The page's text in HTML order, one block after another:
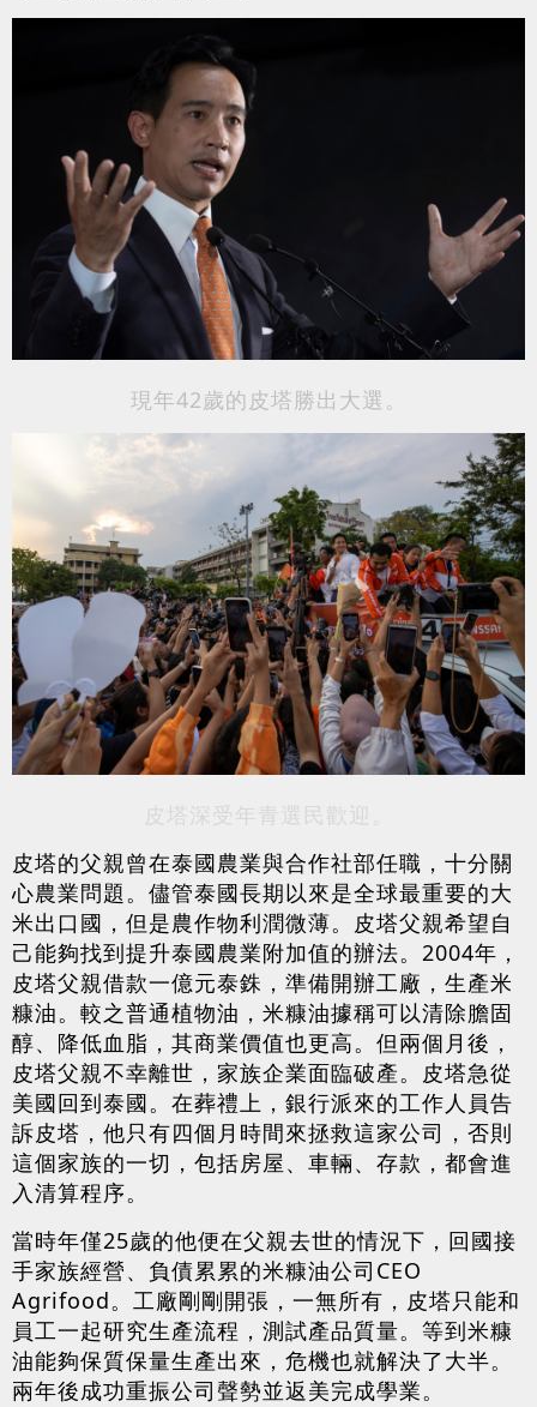
現年42歲的皮塔勝出大選。
皮塔的父親曾在泰國農業與合作社部任職，十分關
心農業問題。儘管泰國長期以來是全球最重要的大
米出口國，但是農作物利潤微薄。皮塔父親希望自
己能夠找到提升泰國農業附加值的辦法。2004年，
皮塔父親借款一億元泰銖，準備開辦工廠，生產米
糠油。較之普通植物油，米糠油據稱可以清除膽固
醇、降低血脂，其商業價值也更高。但兩個月後，
皮塔父親不幸離世，家族企業面臨破產。皮塔急從
美國回到泰國。在葬禮上，銀行派來的工作人員告
訴皮塔，他只有四個月時間來拯救這家公司，否則
這個家族的一切，包括房屋、車輛、存款，都會進
入清算程序。
當時年僅25歲的他便在父親去世的情況下，回國接
手家族經營、負債累累的米糠油公司CEO
Agrifood。工廠剛剛開張，一無所有，皮塔只能和
員工一起研究生產流程，測試產品質量。等到米糠
油能夠保質保量生產出來，危機也就解決了大半。
兩年後成功重振公司聲勢並返美完成學業。